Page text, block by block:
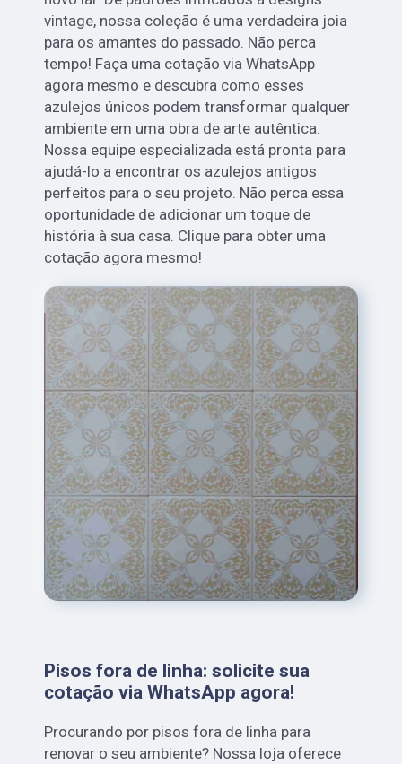
vintage, nossa coleção é uma verdadeira joia
para os amantes do passado. Não perca
tempo! Faça uma cotação via WhatsApp
agora mesmo e descubra como esses
azulejos únicos podem transformar qualquer
ambiente em uma obra de arte autêntica.
Nossa equipe especializada está pronta para
ajudá-lo a encontrar os azulejos antigos
perfeitos para o seu projeto. Não perca essa
oportunidade de adicionar um toque de
história à sua casa. Clique para obter uma
cotação agora mesmo!
Pisos fora de linha: solicite sua
cotação via WhatsApp agora!
Procurando por pisos fora de linha para
renovar o seu ambiente? Nossa loja oferece